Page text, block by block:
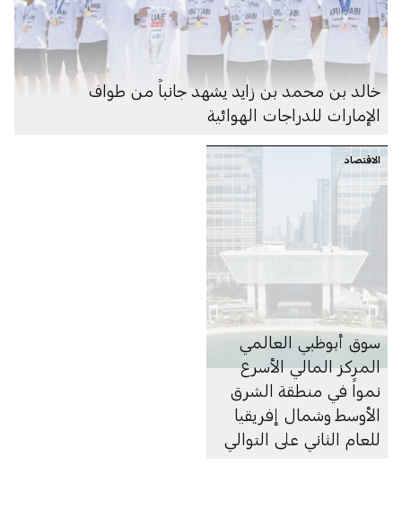
خالد بن محمد بن زايد يشهد جانباً من طواف
الإمارات للدراجات الهوائية
الاقتصاد
سوق أبوظبي العالمي
المركز المالي الأسرع
نمواً في منطقة الشرق
الأوسط وشمال إفريقيا
للعام الثاني على التوالي